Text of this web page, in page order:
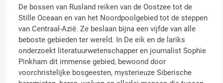
De bossen van Rusland reiken van de Oostzee tot de
Stille Oceaan en van het Noordpoolgebied tot de steppen
van Centraal-Azië. Ze beslaan bijna een vijfde van alle
beboste gebieden ter wereld. In De eik en de lariks
onderzoekt literatuurwetenschapper en journalist Sophie
Pinkham dit immense gebied, bewoond door
voorchristelijke bosgeesten, mysterieuze Siberische